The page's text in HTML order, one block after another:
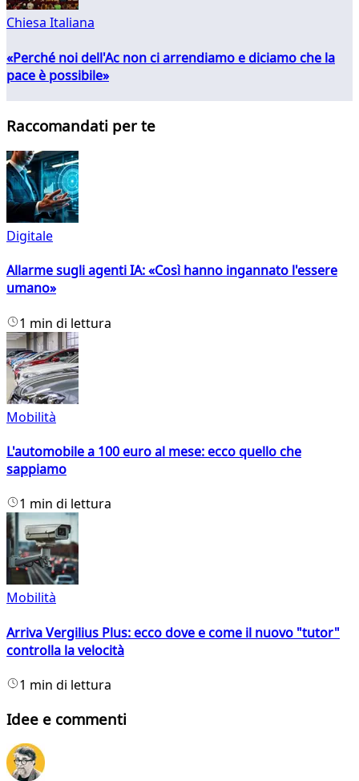
Chiesa Italiana
«Perché noi dell'Ac non ci arrendiamo e diciamo che la
pace è possibile»
Raccomandati per te
Digitale
Allarme sugli agenti IA: «Così hanno ingannato l'essere
umano»
1 min di lettura
Mobilità
L'automobile a 100 euro al mese: ecco quello che
sappiamo
1 min di lettura
Mobilità
Arriva Vergilius Plus: ecco dove e come il nuovo "tutor"
controlla la velocità
1 min di lettura
Idee e commenti